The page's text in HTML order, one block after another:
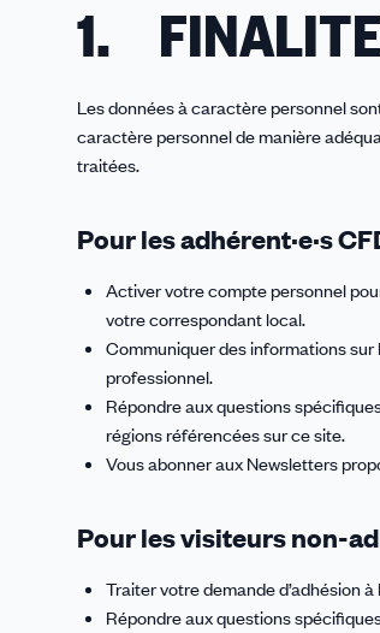
1.
Les données à caractère personnel
caractère personnel de manière
traitées.
Pour les adhérent·e·s
Activer votre compte personnel
votre correspondant local.
Communiquer des informations sur
professionnel.
Répondre aux questions
régions référencées sur ce site.
Vous abonner aux Newsletters
Pour les visiteurs non-
Traiter votre demande d’adhésion
Répondre aux questions